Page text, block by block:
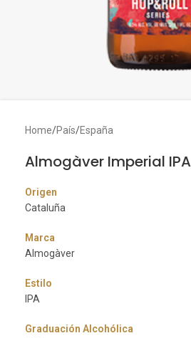
Home/País/España
Almogàver Imperial IPA
Origen
Cataluña
Marca
Almogàver
Estilo
IPA
Graduación Alcohólica